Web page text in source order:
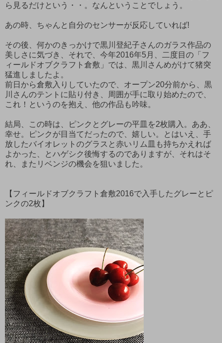
ら見るだけという・・。なんということでしょう。
あの時、ちゃんと自分のセンサーが反応していれば!
その後、何かのきっかけで黒川登紀子さんのガラス作品の
美しさに気づき、それで、今年2016年5月、二度目の「フ
ィールドオブクラフト倉敷」では、黒川さんめがけて猪突
猛進しましたよ。
前日から倉敷入りしていたので、オープン20分前から、黒
川さんのテントに貼り付き、周囲が手に取り始めたので、
これ！というのを抱え、他の作品も吟味。
結局、この時は、ピンクとグレーの平皿を2枚購入。ああ、
幸せ。ピンクが目当てだったので、嬉しい。とはいえ、手
放したバイオレットのグラスと赤いリム皿も持ちかえれば
よかった、とハゲシク後悔するのでありますが、それはそ
れ、またリベンジの機会を狙いました。
【フィールドオブクラフト倉敷2016で入手したグレーとピ
ンクの2枚】